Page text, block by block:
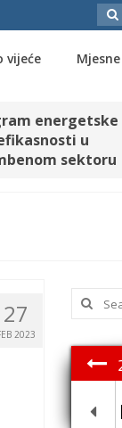
for:
vijeće
energetske
u
sektoru
27
2023
Search
for: